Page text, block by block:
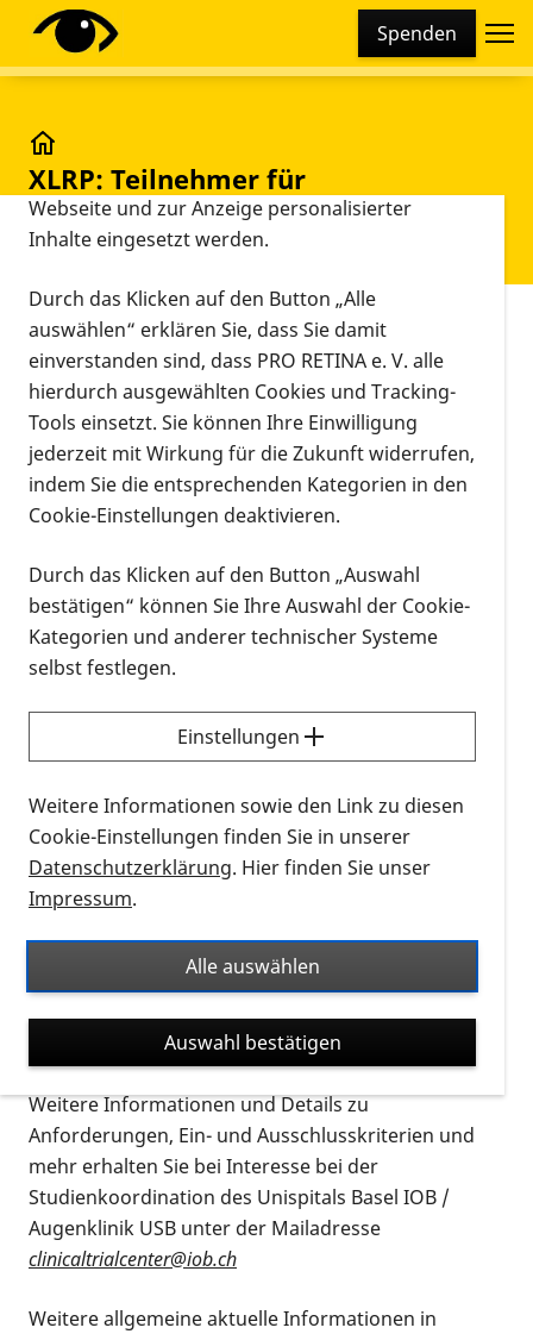
Spenden
XLRP: Teilnehmer für
Gentherapiestudie in Basel
gesucht
Vorlesen
Newsletter zum Anhören
00:00
Liebe PRO RETINA Interessenten!
Augenklinik des Universitätsspitals Basel an einer
Gentherapiestudie zu XLRP bedingt durch einen
Defekt am RPGR beteiligt sein werden.
Zur Anwendung kommt dabei AAV5-RPGR
(botaretigene sparoparvovec) von der Firma
Beginnen wird die Studie Ende 2022 in Basel (CH).
Gesucht werden noch männliche Teilnehmer ab 18
Es wird allerdings notwendig sein, zu einigen
mehrstündigen Visiten in Basel anwesend zu sein.
Weitere Informationen und Details zu
Anforderungen, Ein- und Ausschlusskriterien und
mehr erhalten Sie bei Interesse bei der
Studienkoordination des Unispitals Basel IOB /
Augenklinik USB unter der Mailadresse
clinicaltrialcenter@iob.ch
Weitere allgemeine aktuelle Informationen in
Diese Webseite setzt verschiedene Cookies und
Tracking-Tools ein. Dies beinhaltet Cookies und
technisch notwendig sind, die zu statistischen
Zwecken sowie zur besseren Bedienbarkeit der
Webseite und zur Anzeige personalisierter
Inhalte eingesetzt werden.
Durch das Klicken auf den Button „Alle
auswählen“ erklären Sie, dass Sie damit
einverstanden sind, dass PRO RETINA e. V. alle
hierdurch ausgewählten Cookies und Tracking-
Tools einsetzt. Sie können Ihre Einwilligung
jederzeit mit Wirkung für die Zukunft widerrufen,
indem Sie die entsprechenden Kategorien in den
Cookie-Einstellungen deaktivieren.
Durch das Klicken auf den Button „Auswahl
bestätigen“ können Sie Ihre Auswahl der Cookie-
Kategorien und anderer technischer Systeme
selbst festlegen.
Einstellungen
Weitere Informationen sowie den Link zu diesen
Cookie-Einstellungen finden Sie in unserer
Datenschutzerklärung. Hier finden Sie unser
Impressum.
Alle auswählen
Auswahl bestätigen